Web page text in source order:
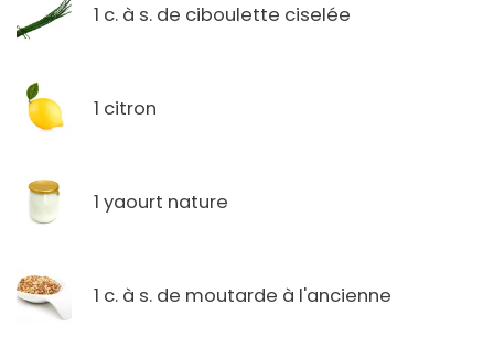
1 c. à s. de ciboulette ciselée
1 citron
1 yaourt nature
1 c. à s. de moutarde à l'ancienne